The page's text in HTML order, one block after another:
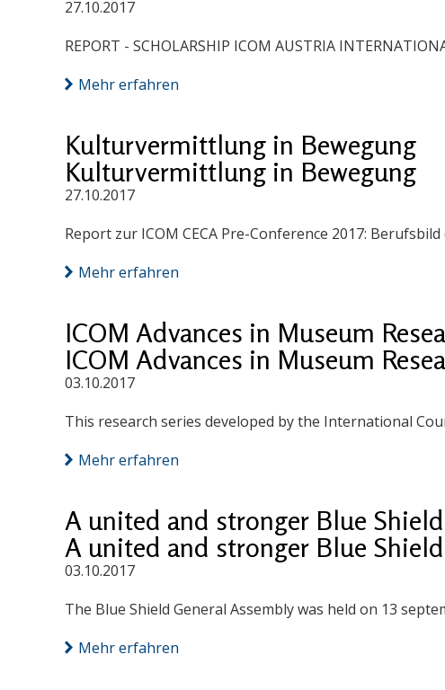
27.10.2017
REPORT - SCHOLARSHIP ICOM AUSTRIA
Mehr erfahren
Kulturvermittlung in Bewegung
Kulturvermittlung in Bewegung
27.10.2017
Report zur ICOM CECA Pre-Conference 2017:
Mehr erfahren
ICOM Advances in Museum
ICOM Advances in Museum
03.10.2017
This research series developed by the International
Mehr erfahren
A united and stronger Blue
A united and stronger Blue
03.10.2017
The Blue Shield General Assembly was held on 13
Mehr erfahren